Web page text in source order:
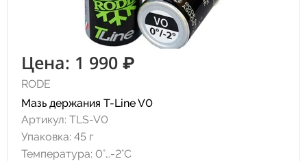
Цена: 1 990 ₽
RODE
Мазь держания T-Line V0
Артикул: TLS-V0
Упаковка: 45 г
Температура: 0°…-2°C